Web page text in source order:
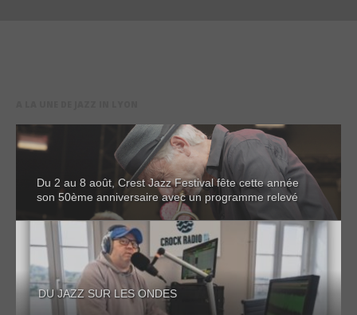
Du 2 au 8 août, Crest Jazz Festival fête cette année
son 50ème anniversaire avec un programme relevé
DU JAZZ SUR LES ONDES